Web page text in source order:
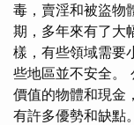
毒，賣淫和被盜物
期，多年來有了大
樣，有些領域需要
些地區並不安全。
價值的物體和現金
有許多優勢和缺點